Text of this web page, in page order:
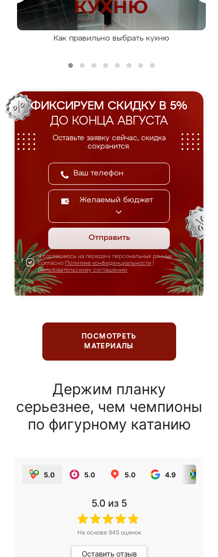
Как правильно выбрать кухню
ФИКСИРУЕМ СКИДКУ В 5%
ДО КОНЦА АВГУСТА
Оставьте заявку сейчас, скидка
сохранится.
Желаемый бюджет
Отправить
Я соглашаюсь на передачу персональных данных
согласно Политике конфиденциальности
Пользовательскому соглашению
ПОСМОТРЕТЬ
МАТЕРИАЛЫ
Держим планку
серьезнее, чем чемпионы
по фигурному катанию
5.0 5.0 5.0 4.9
5.0 из 5
На основе 945оценок
Оставить отзыв